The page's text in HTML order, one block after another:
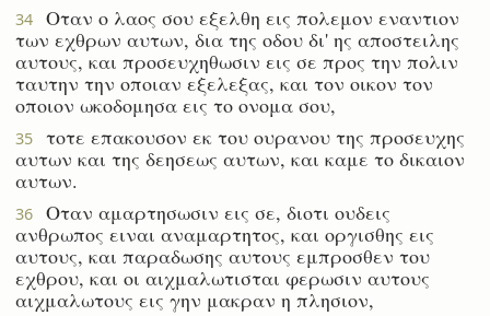
34
Οταν ο λαος σου εξελθη εις πολεμον εναντιον
των εχθρων αυτων, δια της οδου δι' ης αποστειλης
αυτους, και προσευχηθωσιν εις σε προς την πολιν
ταυτην την οποιαν εξελεξας, και τον οικον τον
οποιον ωκοδομησα εις το ονομα σου,
35
τοτε επακουσον εκ του ουρανου της προσευχης
αυτων και της δεησεως αυτων, και καμε το δικαιον
αυτων.
36
Οταν αμαρτησωσιν εις σε, διοτι ουδεις
ανθρωπος ειναι αναμαρτητος, και οργισθης εις
αυτους, και παραδωσης αυτους εμπροσθεν του
εχθρου, και οι αιχμαλωτισται φερωσιν αυτους
αιχμαλωτους εις γην μακραν η πλησιον,